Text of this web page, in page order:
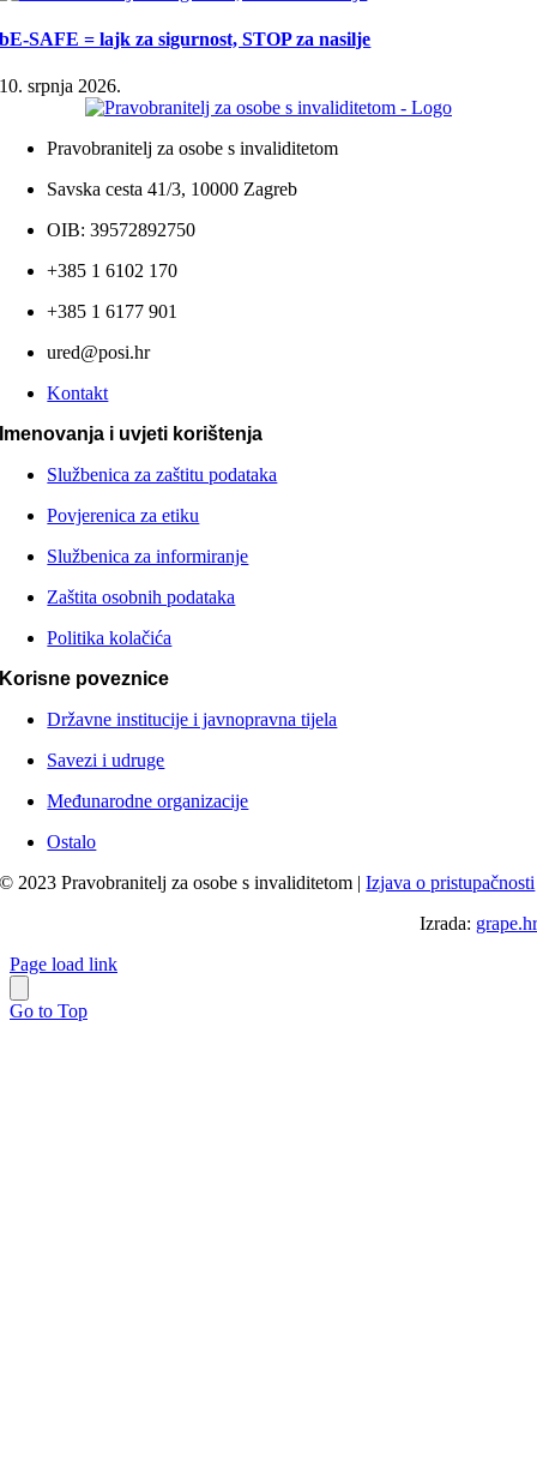
bE-SAFE = lajk za sigurnost, STOP za nasilje
10. srpnja 2026.
Pravobranitelj za osobe s invaliditetom
Savska cesta 41/3, 10000 Zagreb
OIB: 39572892750
+385 1 6102 170
+385 1 6177 901
ured@posi.hr
Kontakt
Imenovanja i uvjeti korištenja
Službenica za zaštitu podataka
Povjerenica za etiku
Službenica za informiranje
Zaštita osobnih podataka
Politika kolačića
Korisne poveznice
Državne institucije i javnopravna tijela
Savezi i udruge
Međunarodne organizacije
Ostalo
© 2023 Pravobranitelj za osobe s invaliditetom |Izjava o pristupačnosti
Izrada: grape.hr
Page load link
Go to Top